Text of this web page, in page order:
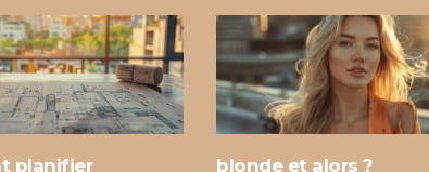
planifier
blonde et alors ?